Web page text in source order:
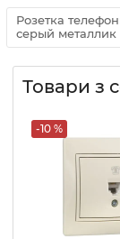
Розетка
серый металлик
Товари з
-10 %